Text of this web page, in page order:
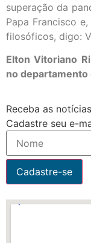
superação da
Papa Francisco
filosóficos, digo:
Elton Vitoriano
no departamento
Receba as
Cadastre seu e-